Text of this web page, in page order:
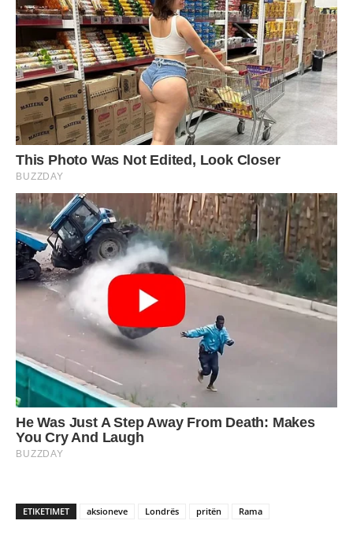
ETIKETIMET aksioneve Londrës pritën Rama